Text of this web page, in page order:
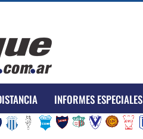
INFORMES ESPECIALES